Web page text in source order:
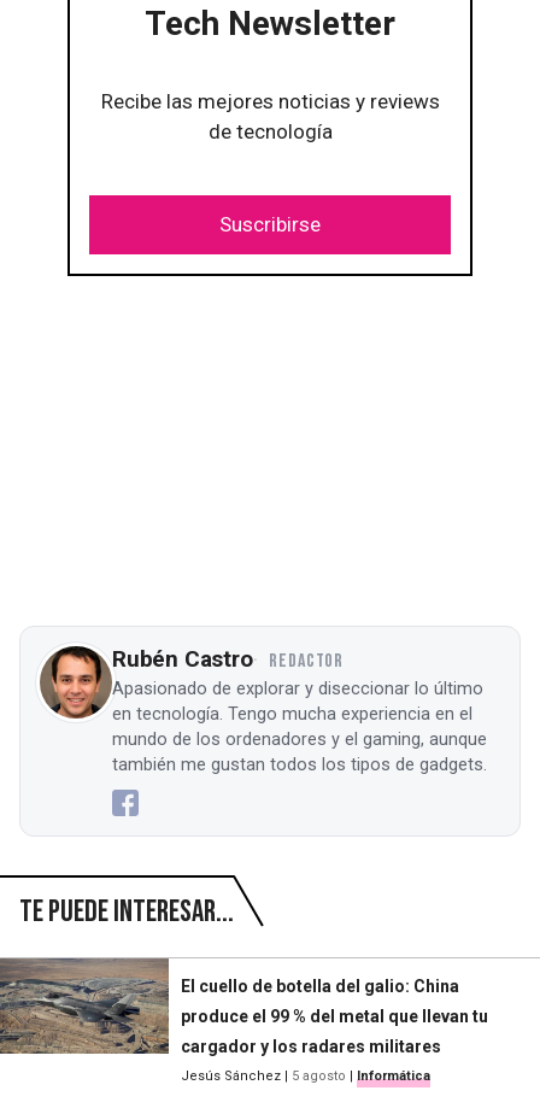
Tech Newsletter
Recibe las mejores noticias y reviews
de tecnología
Suscribirse
Rubén Castro REDACTOR
Apasionado de explorar y diseccionar lo último
en tecnología. Tengo mucha experiencia en el
mundo de los ordenadores y el gaming, aunque
también me gustan todos los tipos de gadgets.
Te puede interesar...
El cuello de botella del galio: China
produce el 99 % del metal que llevan tu
cargador y los radares militares
Jesús Sánchez 5 agosto Informática